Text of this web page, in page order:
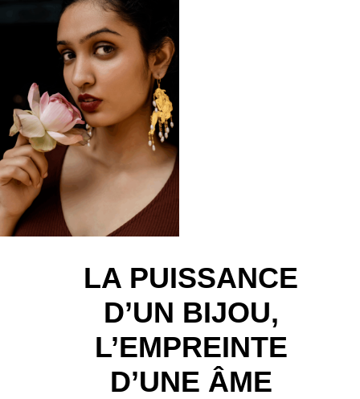
LA PUISSANCE
D’UN BIJOU,
L’EMPREINTE
D’UNE ÂME